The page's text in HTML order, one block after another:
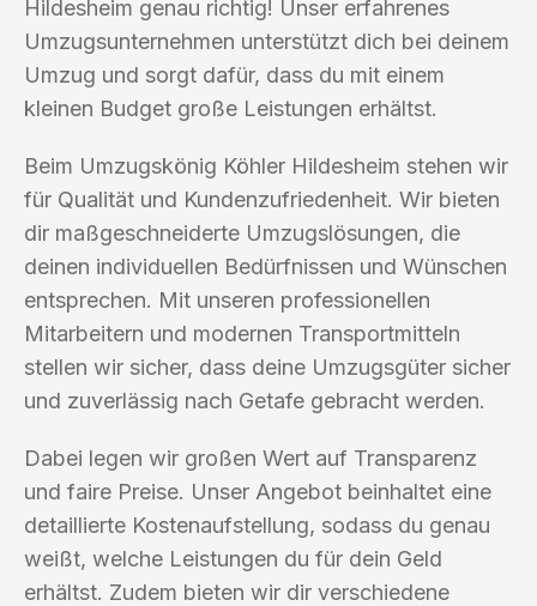
Hildesheim genau richtig! Unser erfahrenes
Umzugsunternehmen unterstützt dich bei deinem
Umzug und sorgt dafür, dass du mit einem
kleinen Budget große Leistungen erhältst.
Beim Umzugskönig Köhler Hildesheim stehen wir
für Qualität und Kundenzufriedenheit. Wir bieten
dir maßgeschneiderte Umzugslösungen, die
deinen individuellen Bedürfnissen und Wünschen
entsprechen. Mit unseren professionellen
Mitarbeitern und modernen Transportmitteln
stellen wir sicher, dass deine Umzugsgüter sicher
und zuverlässig nach Getafe gebracht werden.
Dabei legen wir großen Wert auf Transparenz
und faire Preise. Unser Angebot beinhaltet eine
detaillierte Kostenaufstellung, sodass du genau
weißt, welche Leistungen du für dein Geld
erhältst. Zudem bieten wir dir verschiedene